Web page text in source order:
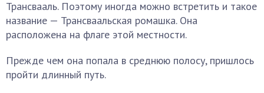
Трансвааль. Поэтому иногда можно встретить и такое
название — Трансваальская ромашка. Она
расположена на флаге этой местности.
Прежде чем она попала в среднюю полосу, пришлось
пройти длинный путь.